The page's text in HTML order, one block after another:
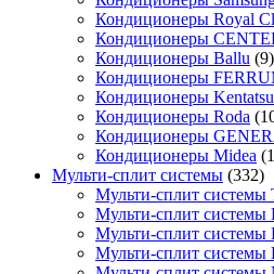
Кондиционеры Royal
Кондиционеры
Кондиционеры Ballu (9)
Кондиционеры
Кондиционеры Kentatsu
Кондиционеры Roda
Кондиционеры
Кондиционеры Midea
Мульти-сплит системы (332)
Мульти-сплит системы
Мульти-сплит системы
Мульти-сплит системы
Мульти-сплит системы